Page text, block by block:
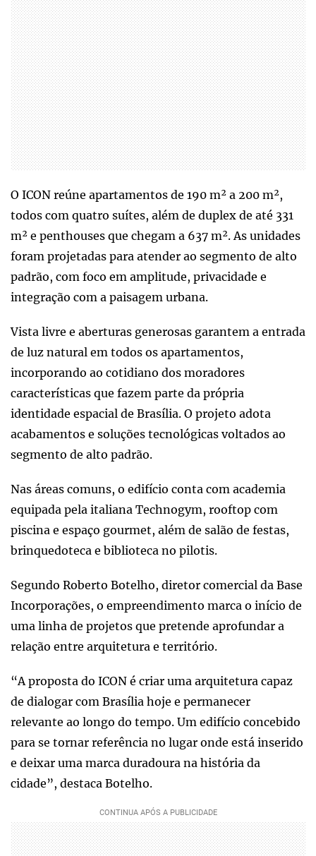
O ICON reúne apartamentos de 190 m² a 200 m²,
todos com quatro suítes, além de duplex de até 331
m² e penthouses que chegam a 637 m². As unidades
foram projetadas para atender ao segmento de alto
padrão, com foco em amplitude, privacidade e
integração com a paisagem urbana.
Vista livre e aberturas generosas garantem a entrada
de luz natural em todos os apartamentos,
incorporando ao cotidiano dos moradores
características que fazem parte da própria
identidade espacial de Brasília. O projeto adota
acabamentos e soluções tecnológicas voltados ao
segmento de alto padrão.
Nas áreas comuns, o edifício conta com academia
equipada pela italiana Technogym, rooftop com
piscina e espaço gourmet, além de salão de festas,
brinquedoteca e biblioteca no pilotis.
Segundo Roberto Botelho, diretor comercial da Base
Incorporações, o empreendimento marca o início de
uma linha de projetos que pretende aprofundar a
relação entre arquitetura e território.
“A proposta do ICON é criar uma arquitetura capaz
de dialogar com Brasília hoje e permanecer
relevante ao longo do tempo. Um edifício concebido
para se tornar referência no lugar onde está inserido
e deixar uma marca duradoura na história da
cidade”, destaca Botelho.